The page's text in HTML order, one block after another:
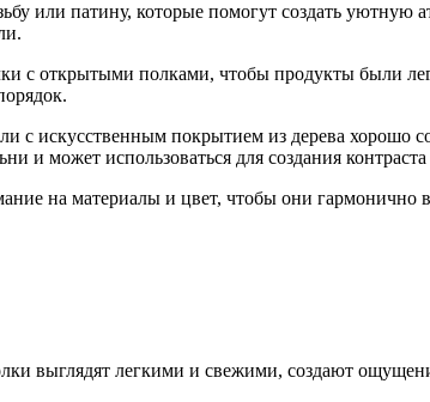
или патину, которые помогут создать уютную
с открытыми полками, чтобы продукты были
с искусственным покрытием из дерева хорошо
и может использоваться для создания
на материалы и цвет, чтобы они
выглядят легкими и свежими, создают